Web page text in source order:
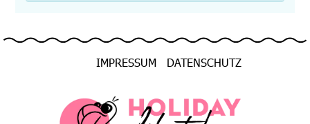
IMPRESSUM DATENSCHUTZ